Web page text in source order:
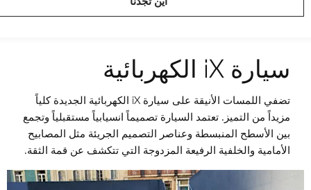
سيارة iX الكهربائية
تضفي اللمسات الأنيقة على سيارة iX الكهربائية الجديدة كلياً
مزيداً من التميز. تعتمد السيارة تصميماً انسيابياً مستقبلياً وتجمع
بين الأسطح المنبسطة وعناصر التصميم الجريئة مثل المصابيح
الأمامية والخلفية الرفيعة المزدوجة التي تتكشف عن قمة الثقة.